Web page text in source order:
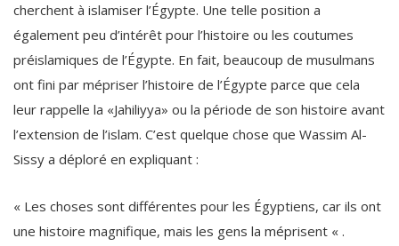
cherchent à islamiser l’Égypte. Une telle position a
également peu d’intérêt pour l’histoire ou les coutumes
préislamiques de l’Égypte. En fait, beaucoup de musulmans
ont fini par mépriser l’histoire de l’Égypte parce que cela
leur rappelle la «Jahiliyya» ou la période de son histoire avant
l’extension de l’islam. C’est quelque chose que Wassim Al-
Sissy a déploré en expliquant :
« Les choses sont différentes pour les Égyptiens, car ils ont
une histoire magnifique, mais les gens la méprisent « .